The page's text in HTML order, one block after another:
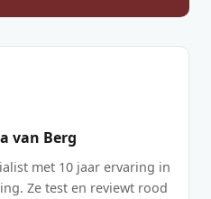
van Berg
met 10 jaar ervaring in
Ze test en reviewt rood